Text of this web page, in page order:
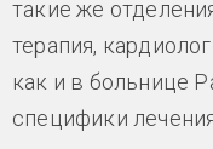
такие же
терапия,
как и в больнице
специфики